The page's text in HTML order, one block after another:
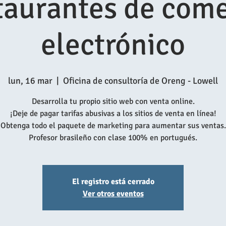
de
electrónico
lun, 16 mar Oficina de consultoría de Oreng - Lowell
Desarrolla tu propio sitio web con venta online.
¡Deje de pagar tarifas abusivas a los sitios de venta en línea!
Obtenga todo el paquete de marketing para aumentar sus ventas.
Profesor brasileño con clase 100% en portugués.
El registro está cerrado
Ver otros eventos